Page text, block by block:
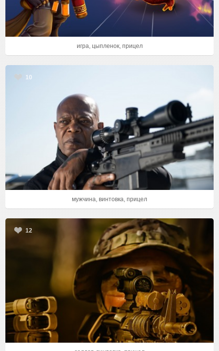
игра, цыпленок, прицел
10
мужчина, винтовка, прицел
12